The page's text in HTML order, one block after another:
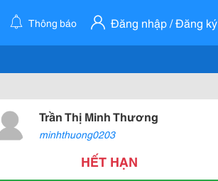
Thông báo Đăng nhập / Đăng ký
Trần Thị Minh Thương
minhthuong0203
HẾT HẠN